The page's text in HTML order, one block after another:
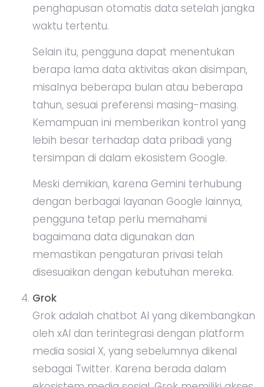
penghapusan otomatis data setelah jangka
waktu tertentu.
Selain itu, pengguna dapat menentukan
berapa lama data aktivitas akan disimpan,
misalnya beberapa bulan atau beberapa
tahun, sesuai preferensi masing-masing.
Kemampuan ini memberikan kontrol yang
lebih besar terhadap data pribadi yang
tersimpan di dalam ekosistem Google.
Meski demikian, karena Gemini terhubung
dengan berbagai layanan Google lainnya,
pengguna tetap perlu memahami
bagaimana data digunakan dan
memastikan pengaturan privasi telah
disesuaikan dengan kebutuhan mereka.
Grok
Grok adalah chatbot AI yang dikembangkan
oleh xAI dan terintegrasi dengan platform
media sosial X, yang sebelumnya dikenal
sebagai Twitter. Karena berada dalam